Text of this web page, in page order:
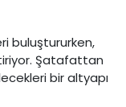
buluştururken,
Şatafattan
bir altyapı